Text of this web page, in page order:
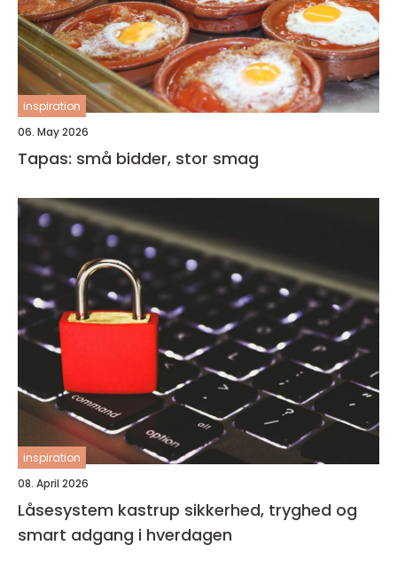
inspiration
06. May 2026
Tapas: små bidder, stor smag
inspiration
08. April 2026
Låsesystem kastrup sikkerhed, tryghed og
smart adgang i hverdagen